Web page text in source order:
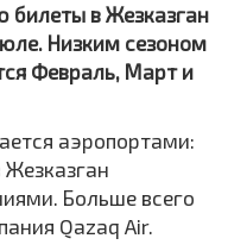
билеты в Жезказган
Низким сезоном
Февраль, Март и
аэропортами:
Больше всего
Qazaq Air.